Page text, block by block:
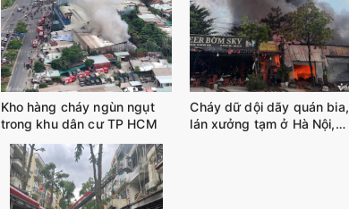
Kho hàng cháy ngùn ngụt
trong khu dân cư TP HCM
Cháy dữ dội dãy quán bia,
lán xưởng tạm ở Hà Nội,